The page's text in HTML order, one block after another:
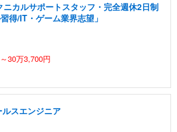
ニカルサポートスタッフ・完全週休2日制
得/IT・ゲーム業界志望」
30万3,700円
スエンジニア